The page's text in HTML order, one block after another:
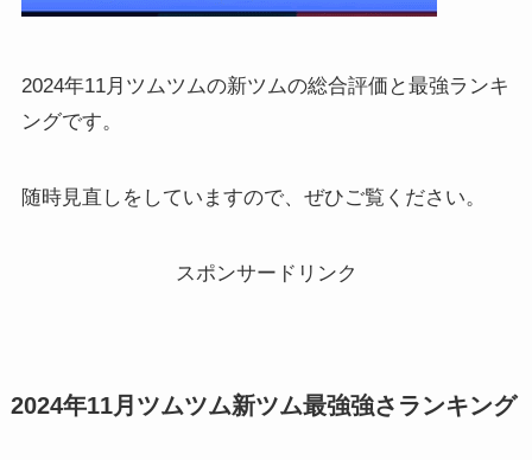
2024年11月ツムツムの新ツムの総合評価と最強ランキ
ングです。
随時見直しをしていますので、ぜひご覧ください。
スポンサードリンク
2024年11月ツムツム新ツム最強強さランキング